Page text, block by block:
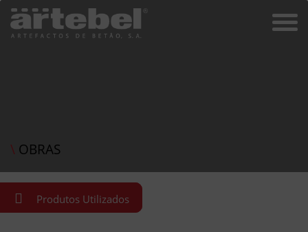
\ OBRAS
Produtos Utilizados